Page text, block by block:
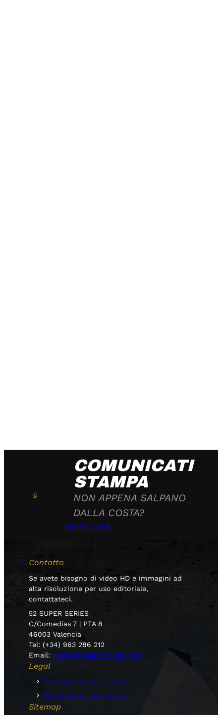
COMUNICATI
STAMPA
NON APPENA SALPANO
DALLA COSTA?
Iscriviti ora
Contatto
Se avete bisogno di video HD e immagini ad
alta risoluzione per uso editoriale,
contattateci.
52 SUPER SERIES
C/Comedias 7 | PTA 8
46003 Valencia
Tel: (+34) 963 286 212
Email: press@52superseries.com
Legal
Cookies & Privacy Policy
Impostazioni dei cookie
Sitemap